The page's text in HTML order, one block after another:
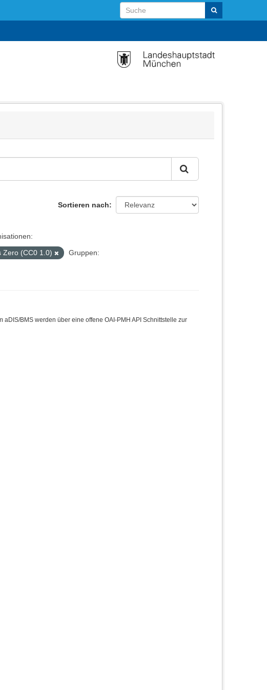
Sortieren nach
Zero (CC0 1.0)
Gruppen:
BMS werden über eine offene OAI-PMH API Schnittstelle zur